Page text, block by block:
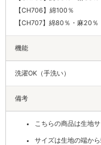
【CH706】綿100％
【CH707】綿80％・麻20％
機能
洗濯OK（手洗い）
備考
こちらの商品は生地
サイズは生地の端か